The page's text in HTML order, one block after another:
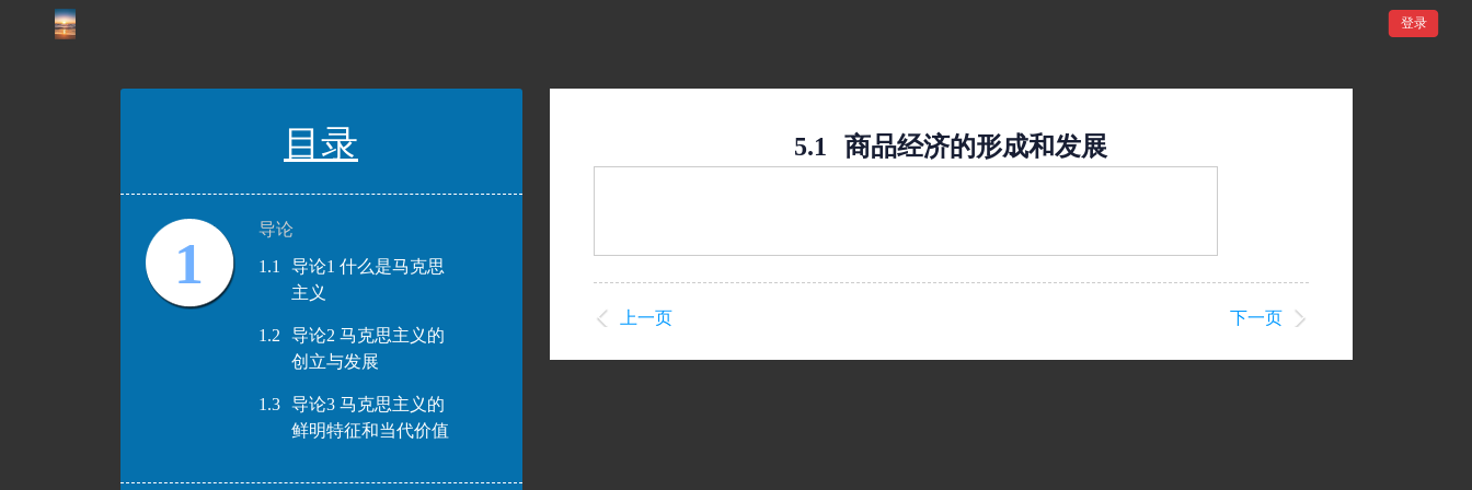
登录
目录
1
导论
1.1
导论1 什么是马克思
主义
1.2
导论2 马克思主义的
创立与发展
1.3
导论3 马克思主义的
鲜明特征和当代价值
5.1 商品经济的形成和发展
上一页 下一页